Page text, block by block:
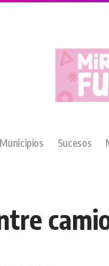
Municipios Sucesos